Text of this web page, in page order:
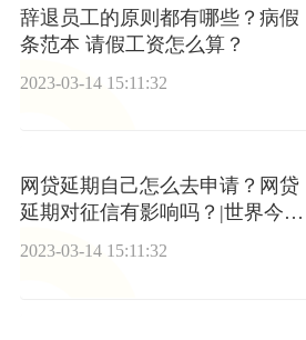
辞退员工的原则都有哪些？病假
条范本 请假工资怎么算？
2023-03-14 15:11:32
网贷延期自己怎么去申请？网贷
延期对征信有影响吗？|世界今亮
点
2023-03-14 15:11:32